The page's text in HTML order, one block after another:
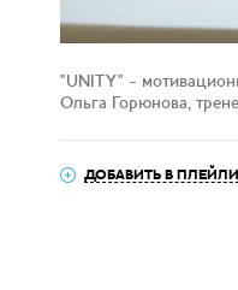
"UNITY" -
Ольга Горюнова,
ДОБАВИТЬ В